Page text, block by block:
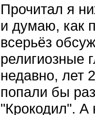
Прочитал я
и думаю, как
всерьёз
религиозные
недавно, лет
попали бы
"Крокодил". А